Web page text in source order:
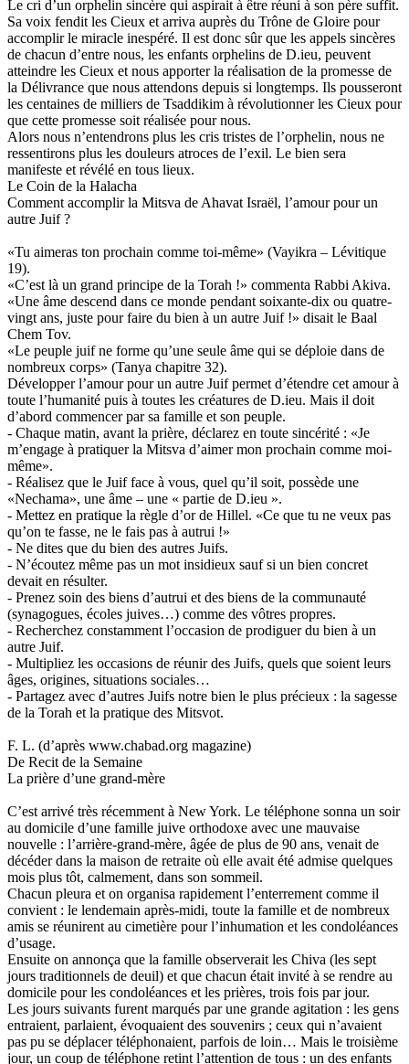
Le cri d’un orphelin sincère qui aspirait à être réuni à son père suffit.
Sa voix fendit les Cieux et arriva auprès du Trône de Gloire pour
accomplir le miracle inespéré. Il est donc sûr que les appels sincères
de chacun d’entre nous, les enfants orphelins de D.ieu, peuvent
atteindre les Cieux et nous apporter la réalisation de la promesse de
la Délivrance que nous attendons depuis si longtemps. Ils pousseront
les centaines de milliers de Tsaddikim à révolutionner les Cieux pour
que cette promesse soit réalisée pour nous.
Alors nous n’entendrons plus les cris tristes de l’orphelin, nous ne
ressentirons plus les douleurs atroces de l’exil. Le bien sera
manifeste et révélé en tous lieux.
Le Coin de la Halacha
Comment accomplir la Mitsva de Ahavat Israël, l’amour pour un
autre Juif ?
«Tu aimeras ton prochain comme toi-même» (Vayikra – Lévitique
19).
«C’est là un grand principe de la Torah !» commenta Rabbi Akiva.
«Une âme descend dans ce monde pendant soixante-dix ou quatre-
vingt ans, juste pour faire du bien à un autre Juif !» disait le Baal
Chem Tov.
«Le peuple juif ne forme qu’une seule âme qui se déploie dans de
nombreux corps» (Tanya chapitre 32).
Développer l’amour pour un autre Juif permet d’étendre cet amour à
toute l’humanité puis à toutes les créatures de D.ieu. Mais il doit
d’abord commencer par sa famille et son peuple.
- Chaque matin, avant la prière, déclarez en toute sincérité : «Je
m’engage à pratiquer la Mitsva d’aimer mon prochain comme moi-
même».
- Réalisez que le Juif face à vous, quel qu’il soit, possède une
«Nechama», une âme – une « partie de D.ieu ».
- Mettez en pratique la règle d’or de Hillel. «Ce que tu ne veux pas
qu’on te fasse, ne le fais pas à autrui !»
- Ne dites que du bien des autres Juifs.
- N’écoutez même pas un mot insidieux sauf si un bien concret
devait en résulter.
- Prenez soin des biens d’autrui et des biens de la communauté
(synagogues, écoles juives…) comme des vôtres propres.
- Recherchez constamment l’occasion de prodiguer du bien à un
autre Juif.
- Multipliez les occasions de réunir des Juifs, quels que soient leurs
âges, origines, situations sociales…
- Partagez avec d’autres Juifs notre bien le plus précieux : la sagesse
de la Torah et la pratique des Mitsvot.
F. L. (d’après www.chabad.org magazine)
De Recit de la Semaine
La prière d’une grand-mère
C’est arrivé très récemment à New York. Le téléphone sonna un soir
au domicile d’une famille juive orthodoxe avec une mauvaise
nouvelle : l’arrière-grand-mère, âgée de plus de 90 ans, venait de
décéder dans la maison de retraite où elle avait été admise quelques
mois plus tôt, calmement, dans son sommeil.
Chacun pleura et on organisa rapidement l’enterrement comme il
convient : le lendemain après-midi, toute la famille et de nombreux
amis se réunirent au cimetière pour l’inhumation et les condoléances
d’usage.
Ensuite on annonça que la famille observerait les Chiva (les sept
jours traditionnels de deuil) et que chacun était invité à se rendre au
domicile pour les condoléances et les prières, trois fois par jour.
Les jours suivants furent marqués par une grande agitation : les gens
entraient, parlaient, évoquaient des souvenirs ; ceux qui n’avaient
pas pu se déplacer téléphonaient, parfois de loin… Mais le troisième
jour, un coup de téléphone retint l’attention de tous : un des enfants